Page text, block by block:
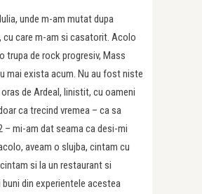
unde m-am mutat dupa
cu care m-am si casatorit. Acolo
trupa de rock progresiv, Mass
mai exista acum. Nu au fost niste
oras de Ardeal, linistit, cu oameni
ca trecind vremea – ca sa
– mi-am dat seama ca desi-mi
aveam o slujba, cintam cu
si la un restaurant si
din experientele acestea